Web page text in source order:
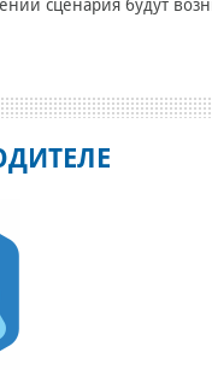
сценария будут